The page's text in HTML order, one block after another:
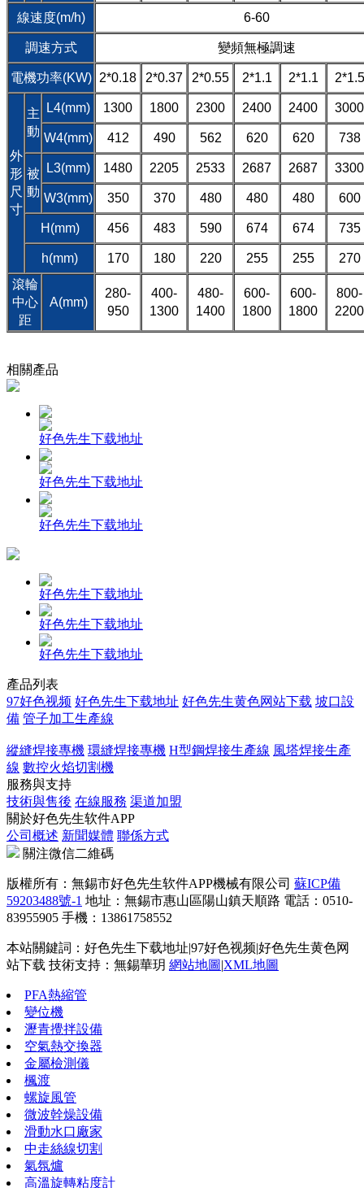
線速度(m/h) 6-60
調速方式 變頻無極調速
電機功率(KW) 2*0.18 2*0.37 2*0.55 2*1.1 2*1.1 2*1.5
外
形
尺
寸
主
動
L4(mm) 1300 1800 2300 2400 2400 3000
W4(mm) 412 490 562 620 620 738
被
動
L3(mm) 1480 2205 2533 2687 2687 3300
W3(mm) 350 370 480 480 480 600
H(mm) 456 483 590 674 674 735
h(mm) 170 180 220 255 255
270
滾輪
中心
距
A(mm)
280-
950
400-
1300
480-
1400
600-
1800
600-
1800
800-
2200
相關產品
好色先生下载地址
好色先生下载地址
好色先生下载地址
好色先生下载地址
好色先生下载地址
好色先生下载地址
產品列表
97好色视频 好色先生下载地址 好色先生黄色网站下载 坡口設
備 管子加工生產線
縱縫焊接專機 環縫焊接專機 H型鋼焊接生產線 風塔焊接生產
線 數控火焰切割機
服務與支持
技術與售後 在線服務 渠道加盟
關於好色先生软件APP
公司概述 新聞媒體 聯係方式
關注微信二維碼
版權所有：無錫市好色先生软件APP機械有限公司 蘇ICP備
59203488號-1 地址：無錫市惠山區陽山鎮天順路 電話：0510-
83955905 手機：13861758552
本站關鍵詞：好色先生下载地址|97好色视频|好色先生黄色网
站下载 技術支持：無錫華玥 網站地圖 |XML地圖
PFA熱縮管
變位機
瀝青攪拌設備
空氣熱交換器
金屬檢測儀
楓渡
螺旋風管
微波幹燥設備
滑動水口廠家
中走絲線切割
氣氛爐
高溫旋轉粘度計